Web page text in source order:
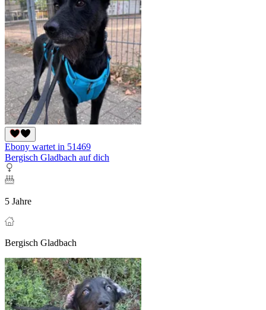
Ebony wartet in 51469
Bergisch Gladbach auf dich
5 Jahre
Bergisch Gladbach